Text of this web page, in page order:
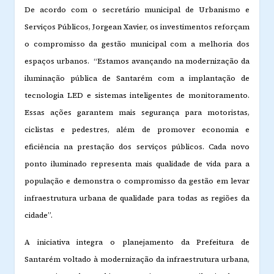
De acordo com o secretário municipal de Urbanismo e
Serviços Públicos, Jorgean Xavier, os investimentos reforçam
o compromisso da gestão municipal com a melhoria dos
espaços urbanos. “Estamos avançando na modernização da
iluminação pública de Santarém com a implantação de
tecnologia LED e sistemas inteligentes de monitoramento.
Essas ações garantem mais segurança para motoristas,
ciclistas e pedestres, além de promover economia e
eficiência na prestação dos serviços públicos. Cada novo
ponto iluminado representa mais qualidade de vida para a
população e demonstra o compromisso da gestão em levar
infraestrutura urbana de qualidade para todas as regiões da
cidade”.
A iniciativa integra o planejamento da Prefeitura de
Santarém voltado à modernização da infraestrutura urbana,